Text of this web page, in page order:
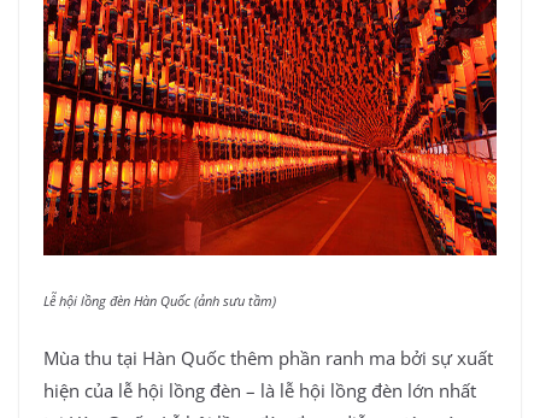
Lễ hội lồng đèn Hàn Quốc (ảnh sưu tầm)
Mùa thu tại Hàn Quốc thêm phần ranh ma bởi sự xuất
hiện của lễ hội lồng đèn – là lễ hội lồng đèn lớn nhất